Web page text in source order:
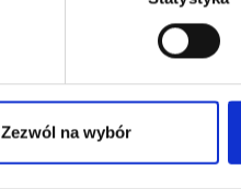
Zezwól na wybór